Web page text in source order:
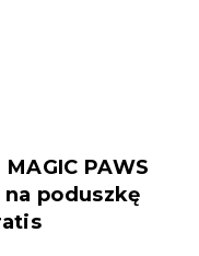
PAWS
poduszkę